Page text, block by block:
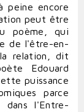
peine encore
peut être
poème, qui
de l'être-en-
relation, dit
Edouard
puissance
parce
dans l'Entre-